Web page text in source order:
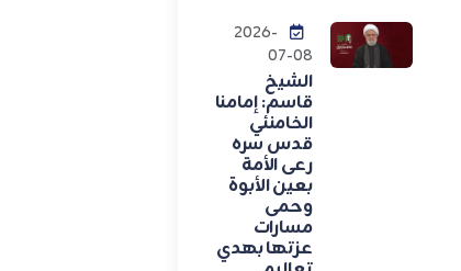
2026-
07-08
الشيخ
قاسم: إمامنا
الخامنئي
قدس سره
رعى الأمة
بعين الأبوة
وحمى
مسارات
عزتها بهدي